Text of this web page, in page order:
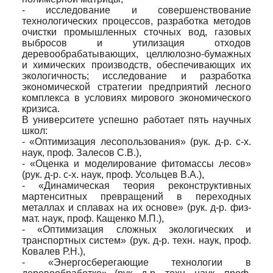
- исследование и совершенствование
технологических процессов, разработка методов
очистки промышленных сточных вод, газовых
выбросов и утилизация отходов
деревообрабатывающих, целлюлозно-бумажных
и химических производств, обеспечивающих их
экологичность; исследование и разработка
экономической стратегии предприятий лесного
комплекса в условиях мирового экономического
кризиса.
В университете успешно работает пять научных
школ:
- «Оптимизация лесопользования» (рук. д-р. с-х.
наук, проф. Залесов С.В.),
- «Оценка и моделирование фитомассы лесов»
(рук. д-р. с-х. наук, проф. Усольцев В.А.),
- «Динамическая теория реконструктивных
мартенситных превращений в переходных
металлах и сплавах на их основе» (рук. д-р. физ-
мат. наук, проф. Кащенко М.П.),
- «Оптимизация сложных экологических и
транспортных систем» (рук. д-р. техн. наук, проф.
Ковалев Р.Н.),
- «Энергосберегающие технологии в